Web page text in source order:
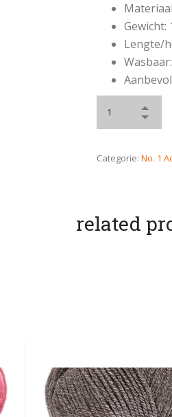
Gewicht:
Lengte/
Categorie: No. 1
related